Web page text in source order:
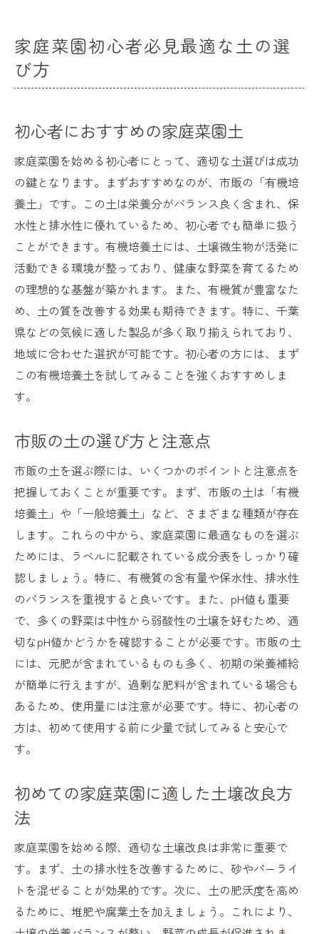
家庭菜園初心者必見最適な土の選
び方
初心者におすすめの家庭菜園土
家庭菜園を始める初心者にとって、適切な土選びは成功
の鍵となります。まずおすすめなのが、市販の「有機培
養土」です。この土は栄養分がバランス良く含まれ、保
水性と排水性に優れているため、初心者でも簡単に扱う
ことができます。有機培養土には、土壌微生物が活発に
活動できる環境が整っており、健康な野菜を育てるため
の理想的な基盤が築かれます。また、有機質が豊富なた
め、土の質を改善する効果も期待できます。特に、千葉
県などの気候に適した製品が多く取り揃えられており、
地域に合わせた選択が可能です。初心者の方には、まず
この有機培養土を試してみることを強くおすすめしま
す。
市販の土の選び方と注意点
市販の土を選ぶ際には、いくつかのポイントと注意点を
把握しておくことが重要です。まず、市販の土は「有機
培養土」や「一般培養土」など、さまざまな種類が存在
します。これらの中から、家庭菜園に最適なものを選ぶ
ためには、ラベルに記載されている成分表をしっかり確
認しましょう。特に、有機質の含有量や保水性、排水性
のバランスを重視すると良いです。また、pH値も重要
で、多くの野菜は中性から弱酸性の土壌を好むため、適
切なpH値かどうかを確認することが必要です。市販の土
には、元肥が含まれているものも多く、初期の栄養補給
が簡単に行えますが、過剰な肥料が含まれている場合も
あるため、使用量には注意が必要です。特に、初心者の
方は、初めて使用する前に少量で試してみると安心で
す。
初めての家庭菜園に適した土壌改良方
法
家庭菜園を始める際、適切な土壌改良は非常に重要で
す。まず、土の排水性を改善するために、砂やパーライ
トを混ぜることが効果的です。次に、土の肥沃度を高め
るために、堆肥や腐葉土を加えましょう。これにより、